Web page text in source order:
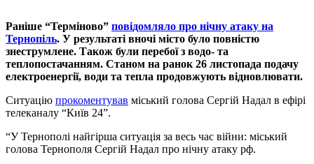
Раніше “Терміново” повідомляло про нічну атаку на
Тернопіль. У результаті вночі місто було повністю
знеструмлене. Також були перебої з водо- та
теплопостачанням. Станом на ранок 26 листопада подачу
електроенергії, води та тепла продовжують відновлювати.
Ситуацію прокоментував міський голова Сергій Надал в ефірі
телеканалу “Київ 24”.
“У Тернополі найгірша ситуація за весь час війни: міський
голова Тернополя Сергій Надал про нічну атаку рф.